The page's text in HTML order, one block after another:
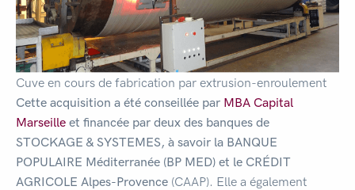
Cuve en cours de fabrication par extrusion-enroulement
Cette acquisition a été conseillée par MBA Capital
Marseille et financée par deux des banques de
STOCKAGE & SYSTEMES, à savoir la BANQUE
POPULAIRE Méditerranée (BP MED) et le CRÉDIT
AGRICOLE Alpes-Provence (CAAP). Elle a également